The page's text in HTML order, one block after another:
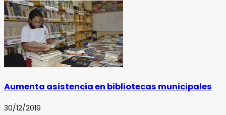
Aumenta asistencia en bibliotecas municipales
30/12/2019